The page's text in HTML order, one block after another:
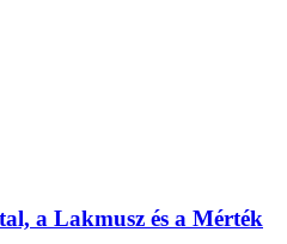
a Lakmusz és a Mérték